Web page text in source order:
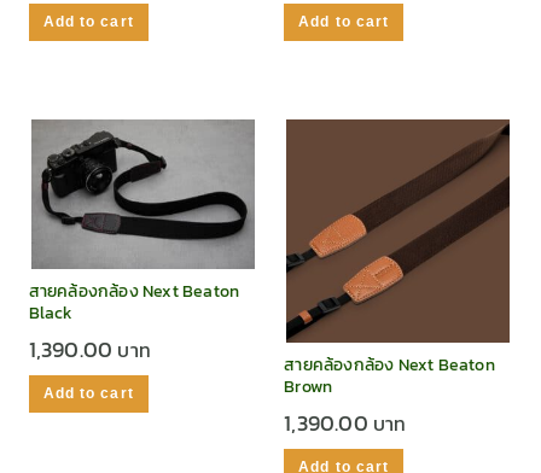
Add to cart Add to cart
สายคล้องกล้อง Next Beaton
Black
1,390.00
Add to cart
สายคล้องกล้อง Next Beaton
Brown
1,390.00
Add to cart